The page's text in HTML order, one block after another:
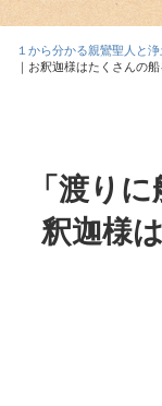
１から分かる親鸞聖人と
｜お釈迦様はたくさんの
「渡り
釈迦様